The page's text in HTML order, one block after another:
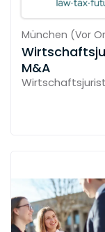
München (Vor
M&A